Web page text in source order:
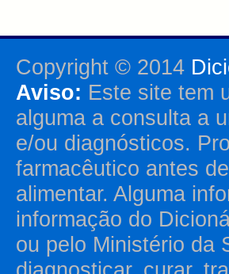
Copyright © 2014
Aviso: Este site tem
alguma a consulta a
e/ou diagnósticos.
farmacêutico antes
alimentar. Alguma
informação do
ou pelo Ministério da